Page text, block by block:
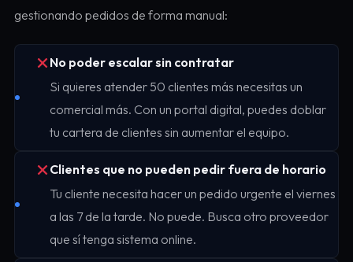
gestionando pedidos de forma manual:
No poder escalar sin contratar
Si quieres atender 50 clientes más necesitas un
comercial más. Con un portal digital, puedes doblar
tu cartera de clientes sin aumentar el equipo.
Clientes que no pueden pedir fuera de horario
Tu cliente necesita hacer un pedido urgente el viernes
a las 7 de la tarde. No puede. Busca otro proveedor
que sí tenga sistema online.